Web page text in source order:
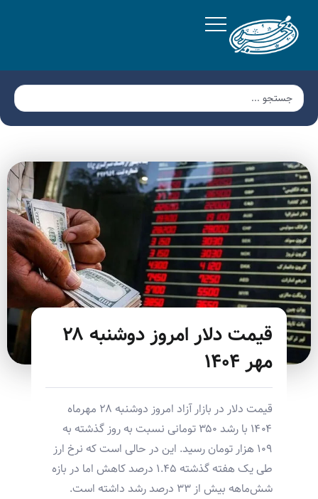
قیمت دلار امروز دوشنبه ۲۸
مهر ۱۴۰۴
قیمت دلار در بازار آزاد امروز دوشنبه ۲۸ مهرماه
۱۴۰۴ با رشد ۳۵۰ تومانی نسبت به روز گذشته به
۱۰۹ هزار تومان رسید. این در حالی است که نرخ ارز
طی یک هفته گذشته ۱.۴۵ درصد کاهش اما در بازه
شش‌ماهه بیش از ۳۳ درصد رشد داشته است.